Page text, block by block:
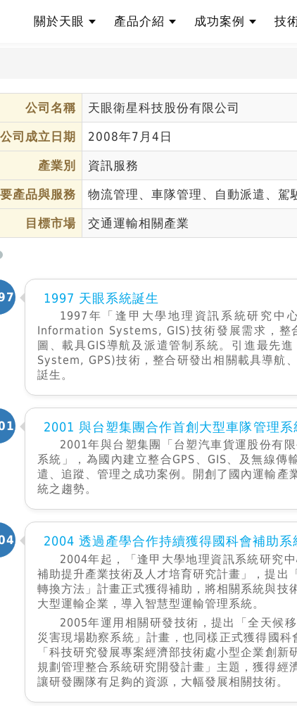
份有限公司
關於天眼 產品介紹 成功案例 技
公司名稱 天眼衛星科技股份有限公司
公司成立日期 2008年7月4日
產業別 資訊服務
產品與服務 物流管理、車隊管理、自動派遣、
目標市場 交通運輸相關產業
1997 天眼系統誕生
1997年「逢甲大學地理資訊系統研究中
Information Systems, GIS)技術發展需求，整
圖、載具GIS導航及派遣管制系統。引進最先
System, GPS)技術，整合研發出相關載具導航
誔生。
2001 與台塑集團合作首創大型車隊 管理系
2001年與台塑集團「台塑汽車貨運股份有
系統」，為國內建立整合GPS、GIS、及無線
遣、追蹤、管理之成功案例。開創了國內運輸產
統之趨勢。
2004 透過產學合作持續獲得國科會補助系
2004年起，「逢甲大學地理資訊系統研究
補助提升產業技術及人才培育研究計畫」，提出
轉換方法」計畫正式獲得補助，將相關系統與技
大型運輸企業，導入智慧型運輸管理系統。
2005年運用相關研發技術，提出「全天候
災害現場勘察系統」計畫，也同樣正式獲得國
「科技研究發展專案經濟部技術處小型企業創
規劃管理整合系統研究開發計畫」主題，獲得經
讓研發團隊有足夠的資源，大幅發展相關技術。